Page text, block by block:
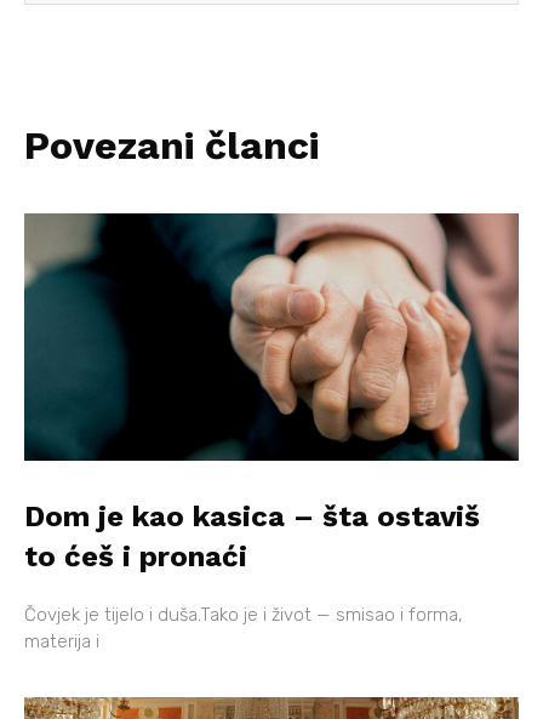
Povezani članci
Dom je kao kasica – šta ostaviš
to ćeš i pronaći
Čovjek je tijelo i duša.Tako je i život — smisao i forma,
materija i